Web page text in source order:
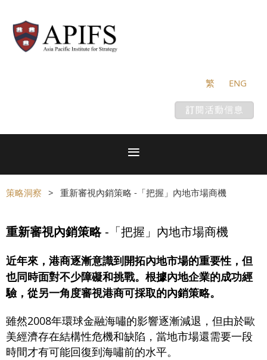
繁 ENG
策略洞察 重新審視內銷策略 -「把握」內地市場商機
重新審視內銷策略-「把握」內地市場商機
近年來，港商逐漸意識到開拓內地市場的重要性，但
也同時面對不少障礙和挑戰。根據內地企業的成功經
驗，從另一角度審視港商可採取的內銷策略。
雖然2008年環球金融海嘯的影響逐漸減退，但由於歐
美經濟存在結構性危機和缺陷，當地市場還需要一段
時間才有可能回復到海嘯前的水平。